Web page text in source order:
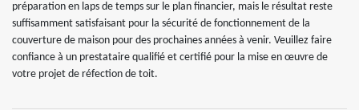
préparation en laps de temps sur le plan financier, mais le résultat reste
suffisamment satisfaisant pour la sécurité de fonctionnement de la
couverture de maison pour des prochaines années à venir. Veuillez faire
confiance à un prestataire qualifié et certifié pour la mise en œuvre de
votre projet de réfection de toit.